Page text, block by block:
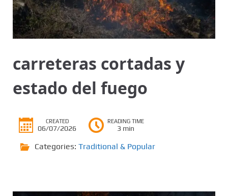
carreteras cortadas y
estado del fuego
CREATED
06/07/2026
READING TIME
3 min
Categories: Traditional & Popular